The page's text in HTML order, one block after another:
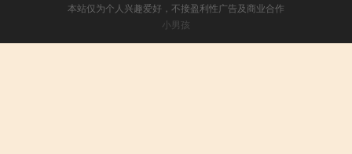
本站仅为个人兴趣爱好，不接盈利性广告及商业合作
小男孩